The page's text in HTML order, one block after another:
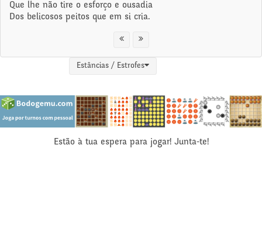
Que lhe não tire o esforço e ousadia
Dos belicosos peitos que em si cria.
Estâncias / Estrofes
Estão à tua espera para jogar! Junta-te!